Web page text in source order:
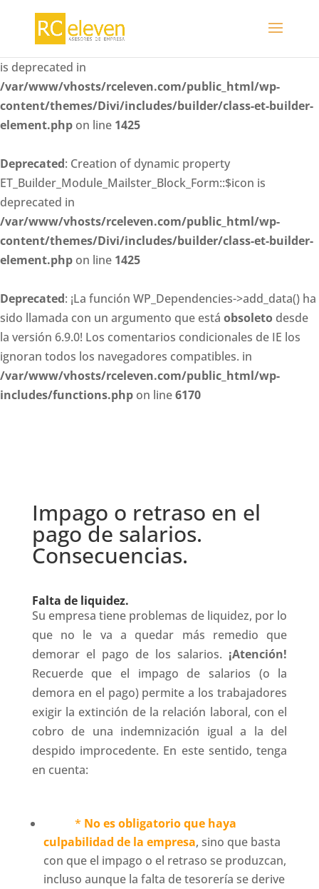
Deprecated : Creation of dynamic property
is deprecated in
/var/www/vhosts/rceleven.com/public_html/wp-
content/themes/Divi/includes/builder/class-et-builder-
element.php on line 1425
Deprecated: Creation of dynamic property
ET_Builder_Module_Mailster_Block_Form::$icon is
deprecated in
/var/www/vhosts/rceleven.com/public_html/wp-
content/themes/Divi/includes/builder/class-et-builder-
element.php on line 1425
Deprecated: ¡La función WP_Dependencies->add_data() ha
sido llamada con un argumento que está obsoleto desde
la versión 6.9.0! Los comentarios condicionales de IE los
ignoran todos los navegadores compatibles. in
/var/www/vhosts/rceleven.com/public_html/wp-
includes/functions.php on line6170
Impago o retraso en el
pago de salarios.
Consecuencias.
Falta de liquidez.
Su empresa tiene problemas de liquidez, por lo
que no le va a quedar más remedio que
demorar el pago de los salarios. ¡Atención!
Recuerde que el impago de salarios (o la
demora en el pago) permite a los trabajadores
exigir la extinción de la relación laboral, con el
cobro de una indemnización igual a la del
despido improcedente. En este sentido, tenga
en cuenta:
* No es obligatorio que haya
culpabilidad de la empresa, sino que basta
con que el impago o el retraso se produzcan,
incluso aunque la falta de tesorería se derive